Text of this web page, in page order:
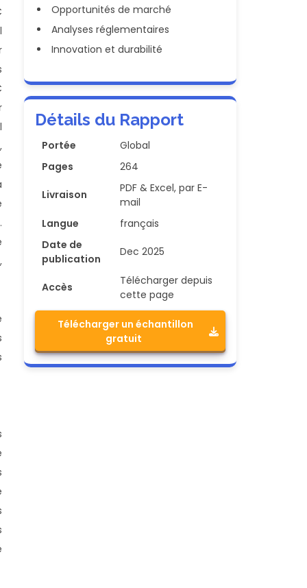
Opportunités de marché
Analyses réglementaires
Innovation et durabilité
Détails du Rapport
Portée
Global
Pages
264
Livraison
PDF & Excel, par E-
mail
Langue
français
Date de
publication
Dec 2025
Accès
Télécharger depuis
cette page
Télécharger un échantillon
gratuit